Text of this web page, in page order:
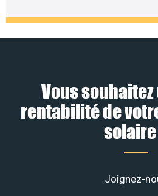
Vous
rentabilité de
Joignez-